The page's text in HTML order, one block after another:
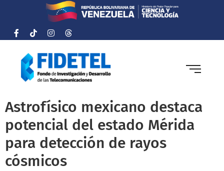
Astrofísico mexicano destaca
potencial del estado Mérida
para detección de rayos
cósmicos